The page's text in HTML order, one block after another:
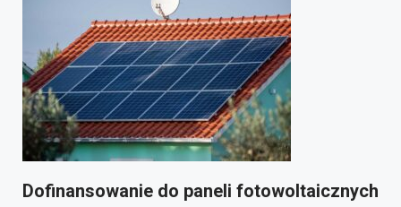
Dofinansowanie do paneli fotowoltaicznych